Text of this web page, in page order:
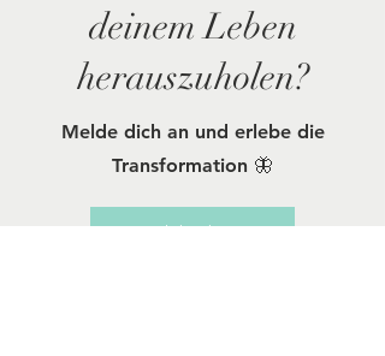
deinem Leben
herauszuholen?
Melde dich an und erlebe die
Transformation 🦋
Ja, ich bin bereit